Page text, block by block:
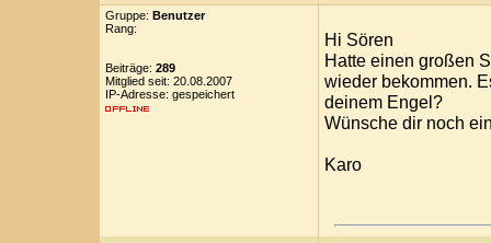
Gruppe: Benutzer
Rang:
Beiträge: 289
Mitglied seit: 20.08.2007
IP-Adresse: gespeichert
Hi Sören
Hatte einen großen
wieder bekommen.
deinem Engel?
Wünsche dir noch
Karo